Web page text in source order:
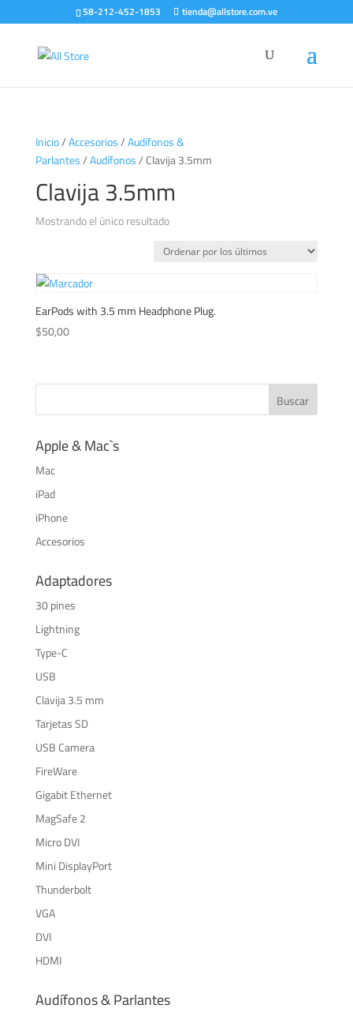
58-212-452-1853 tienda@allstore.com.ve
Inicio/Accesorios/Audífonos &
Parlantes/Audífonos/ Clavija 3.5mm
Clavija 3.5mm
Mostrando el único resultado
EarPods with 3.5 mm Headphone Plug.
$50,00
Apple & Mac`s
Mac
iPad
iPhone
Accesorios
Adaptadores
30 pines
Lightning
Type-C
USB
Clavija 3.5 mm
Tarjetas SD
USB Camera
FireWare
Gigabit Ethernet
MagSafe 2
Micro DVI
Mini DisplayPort
Thunderbolt
VGA
DVI
HDMI
Audífonos & Parlantes